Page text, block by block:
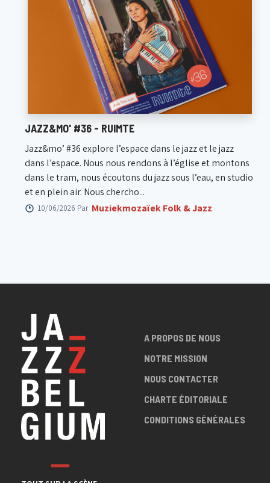
JAZZ&MO' #36 - RUIMTE
Jazz&mo’ #36 explore l’espace dans le jazz et le jazz
dans l’espace. Nous nous rendons à l’église et montons
dans le tram, nous écoutons du jazz sous l’eau, en studio
et en plein air. Nous chercho...
10/06/2026 Par Muziekmozaïek Folk & Jazz
A PROPOS DE NOUS
NOTRE MISSION
NOUS CONTACTER
CHARTE ÉDITORIALE
CONDITIONS GÉNÉRALES